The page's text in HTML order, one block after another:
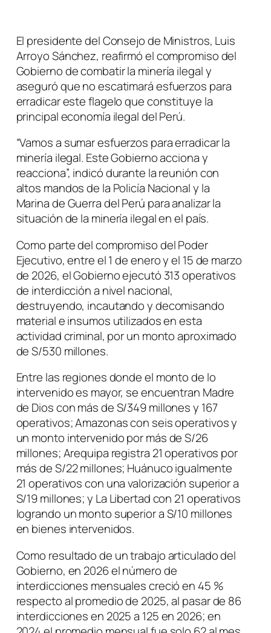
El presidente del Consejo de Ministros, Luis
Arroyo Sánchez, reafirmó el compromiso del
Gobierno de combatir la minería ilegal y
aseguró que no escatimará esfuerzos para
erradicar este flagelo que constituye la
principal economía ilegal del Perú.
“Vamos a sumar esfuerzos para erradicar la
minería ilegal. Este Gobierno acciona y
reacciona”, indicó durante la reunión con
altos mandos de la Policía Nacional y la
Marina de Guerra del Perú para analizar la
situación de la minería ilegal en el país.
Como parte del compromiso del Poder
Ejecutivo, entre el 1 de enero y el 15 de marzo
de 2026, el Gobierno ejecutó 313 operativos
de interdicción a nivel nacional,
destruyendo, incautando y decomisando
material e insumos utilizados en esta
actividad criminal, por un monto aproximado
de S/530 millones.
Entre las regiones donde el monto de lo
intervenido es mayor, se encuentran Madre
de Dios con más de S/349 millones y 167
operativos; Amazonas con seis operativos y
un monto intervenido por más de S/26
millones; Arequipa registra 21 operativos por
más de S/22 millones; Huánuco igualmente
21 operativos con una valorización superior a
S/19 millones; y La Libertad con 21 operativos
logrando un monto superior a S/10 millones
en bienes intervenidos.
Como resultado de un trabajo articulado del
Gobierno, en 2026 el número de
interdicciones mensuales creció en 45 %
respecto al promedio de 2025, al pasar de 86
interdicciones en 2025 a 125 en 2026; en